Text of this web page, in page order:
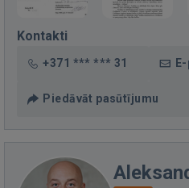
Kontakti
+371 *** *** 31
Piedāvāt pasūtījumu